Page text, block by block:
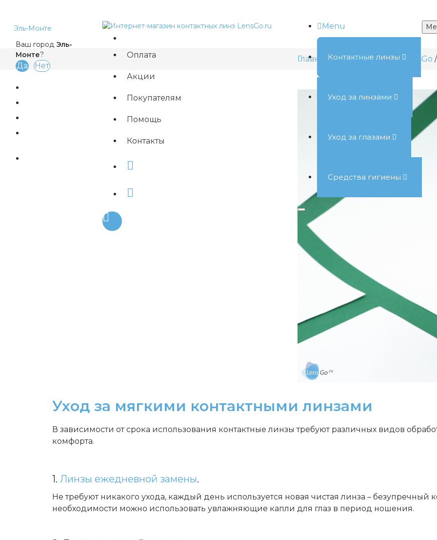
Эль-Монте
Ваш город Эль-
Монте? Оплата
Акции
Покупателям
Помощь
Контакты
Menu
Контактные линзы
Уход за линзами
Уход за глазами
Средства гигиены
Главная Информация от LensGo
Уход за мягкими контактными линзами
В зависимости от срока использования контактные линзы требуют различных видов
комфорта.
1. Линзы ежедневной замены.
Не требуют никакого ухода, каждый день используется новая чистая линза – безупречный
необходимости можно использовать увлажняющие капли для глаз в период ношения.